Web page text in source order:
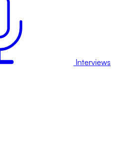
Interviews